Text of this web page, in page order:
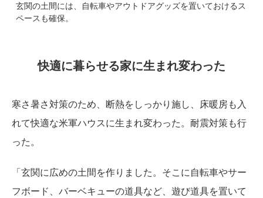
玄関の土間には、自転車やアウトドアグッズを置いておけるス
ペースも確保。
快適に暮らせる家に生まれ変わった
寒さ暑さ対策のため、断熱をしっかり施し、床暖房も入
れて快適な米軍ハウスに生まれ変わった。耐震対策も行
った。
「玄関に広めの土間を作りました。そこに自転車やサー
フボード、バーベキューの道具など、遊び道具を置いて